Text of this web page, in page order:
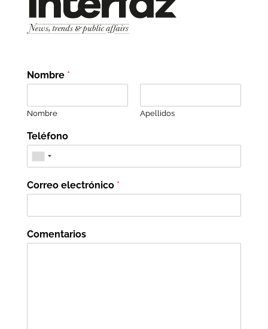
Nombre *
Nombre Apellidos
Teléfono
Correo electrónico *
Comentarios